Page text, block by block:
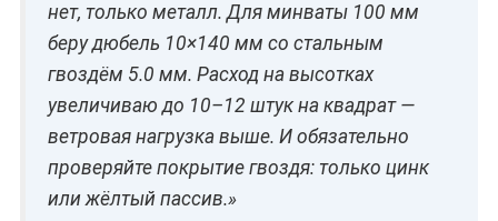
нет, только металл. Для минваты 100 мм
беру дюбель 10×140 мм со стальным
гвоздём 5.0 мм. Расход на высотках
увеличиваю до 10–12 штук на квадрат —
ветровая нагрузка выше. И обязательно
проверяйте покрытие гвоздя: только цинк
или жёлтый пассив.»